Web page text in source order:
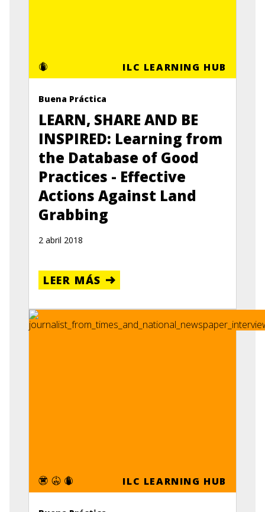
ILC LEARNING HUB
Buena Práctica
LEARN, SHARE AND BE
INSPIRED: Learning from
the Database of Good
Practices - Effective
Actions Against Land
Grabbing
2 abril 2018
LEER MÁS
ILC LEARNING HUB